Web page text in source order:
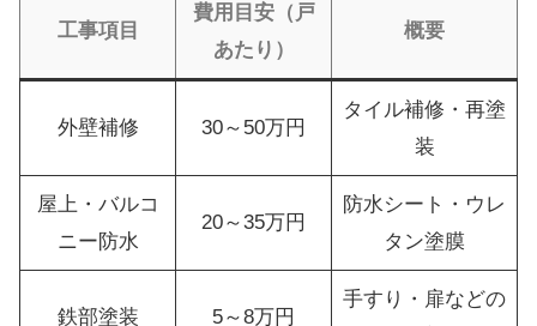
工事項目
費用目安（戸
あたり）
概要
外壁補修 30～50万円
タイル補修・再塗
装
屋上・バルコ
ニー防水
20～35万円
防水シート・ウレ
タン塗膜
鉄部塗装 5～8万円
手すり・扉などの